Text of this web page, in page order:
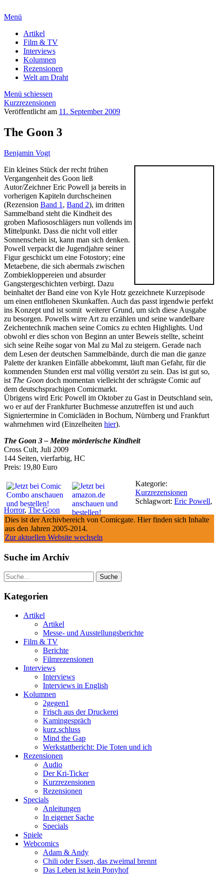
Menü
Artikel
Film & TV
Interviews
Kolumnen
Rezensionen
Welt am Draht
Menü schiessen
Kurzrezensionen
Veröffentlicht am 11. September 2009
The Goon 3
Benjamin Vogt
Ein kleines Stück der recht frühen
Vergangenheit des Goon ließ
Autor/Zeichner Eric Powell ja bereits in
vorherigen Kapiteln durchscheinen
(Rezension Band 1 , Band 2), im dritten
Sammelband steht die Kindheit des
groben Mafiososchlägers nun vollends im
Mittelpunkt. Dass die nicht voll eitler
Sonnenschein ist, kann man sich denken.
Powell verpackt die Jugendjahre seiner
Figur geschickt um eine Fotostory; eine
Metaebene, die sich abermals zwischen
Zombiekloppereien und absurder
Gangstergeschichten verbirgt. Dazu
beinhaltet der Band eine von Kyle Hotz gezeichnete Kurzepisode
um einen entflohenen Skunkaffen. Auch das passt irgendwie perfekt
ins Konzept und ist somit weiterer Grund, um sich diese Ausgabe
zu besorgen. Powells wirre Art zu erzählen und seine wandelbare
Zeichentechnik machen seine Comics zu echten Highlights. Und
obwohl er dies schon von Beginn an unter Beweis stellte, scheint
sich seine Reihe sogar von Mal zu Mal zu steigern. Gerade nach
dem Lesen der deutschen Sammelbände, durch die man die ganze
Palette der kranken Einfälle abbekommt, läuft man Gefahr, für die
kommenden Stunden erst mal völlig verstört zu sein. Das ist gut so,
ist The Goon doch momentan vielleicht der schrägste Comic auf
dem deutschsprachigen Comicmarkt.
Übrigens wird Eric Powell im Oktober zu Gast in Deutschland sein,
wo er auf der Frankfurter Buchmesse anzutreffen ist und auch
Signiertermine in Comicläden in Bochum, Nürnberg und Frankfurt
wahrnehmen wird (Einzelheiten hier).
The Goon 3 – Meine mörderische Kindheit
Cross Cult, Juli 2009
144 Seiten, vierfarbig, HC
Preis: 19,80 Euro
Kategorie:
Kurzrezensionen
Schlagwort: Eric Powell,
Horror, The Goon
Dies ist der Archivbereich von Comicgate. Hier finden sich Inhalte
aus den Jahren 2005-2014.
Zur aktuellen Website wechseln
Suche im Archiv
Suche
Kategorien
Artikel
Artikel
Messe- und Ausstellungsberichte
Film & TV
Berichte
Filmrezensionen
Interviews
Interviews
Interviews in English
Kolumnen
2gegen1
Frisch aus der Druckerei
Kamingespräch
kurz.schluss
Mind the Gap
Werkstattbericht: Die Toten und ich
Rezensionen
Audio
Der Kri-Ticker
Kurzrezensionen
Rezensionen
Specials
Anleitungen
In eigener Sache
Specials
Spiele
Webcomics
Adam & Andy
Chili oder Essen, das zweimal brennt
Das Leben ist kein Ponyhof